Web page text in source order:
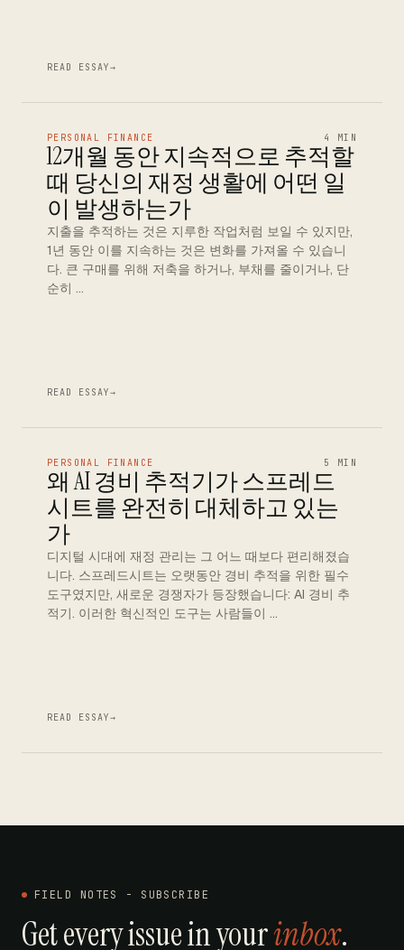
READ ESSAY→
PERSONAL FINANCE 4 MIN
12개월 동안 지속적으로 추적할
때 당신의 재정 생활에 어떤 일
이 발생하는가
지출을 추적하는 것은 지루한 작업처럼 보일 수 있지만,
1년 동안 이를 지속하는 것은 변화를 가져올 수 있습니
다. 큰 구매를 위해 저축을 하거나, 부채를 줄이거나, 단
순히 …
READ ESSAY→
PERSONAL FINANCE 5 MIN
왜 AI 경비 추적기가 스프레드
시트를 완전히 대체하고 있는
가
디지털 시대에 재정 관리는 그 어느 때보다 편리해졌습
니다. 스프레드시트는 오랫동안 경비 추적을 위한 필수
도구였지만, 새로운 경쟁자가 등장했습니다: AI 경비 추
적기. 이러한 혁신적인 도구는 사람들이 …
READ ESSAY→
FIELD NOTES - SUBSCRIBE
Get every issue in yourinbox.